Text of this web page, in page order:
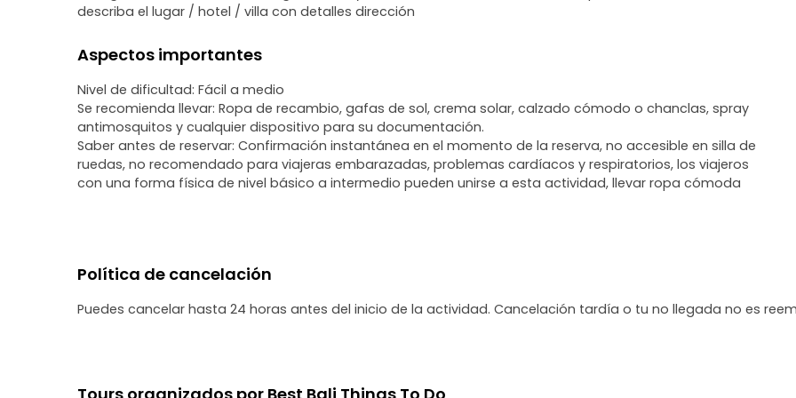
describa el lugar / hotel / villa con detalles dirección
Aspectos importantes
Nivel de dificultad: Fácil a medio
Se recomienda llevar: Ropa de recambio, gafas de sol, crema solar, calzado cómodo o chanclas, spray
antimosquitos y cualquier dispositivo para su documentación.
Saber antes de reservar: Confirmación instantánea en el momento de la reserva, no accesible en silla de
ruedas, no recomendado para viajeras embarazadas, problemas cardíacos y respiratorios, los viajeros
con una forma física de nivel básico a intermedio pueden unirse a esta actividad, llevar ropa cómoda
Política de cancelación
Puedes cancelar hasta 24 horas antes del inicio de la actividad. Cancelación tardía o tu no llegada no es